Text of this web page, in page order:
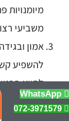
מיומנויות
משביעי
אמון
להשפיע
לסייע
מאחורי
WhatsApp
072-3971579